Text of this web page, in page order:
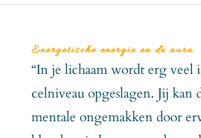
Energetische energie en de aura
“In je lichaam wordt erg veel
celniveau opgeslagen. Jij kan
mentale ongemakken door